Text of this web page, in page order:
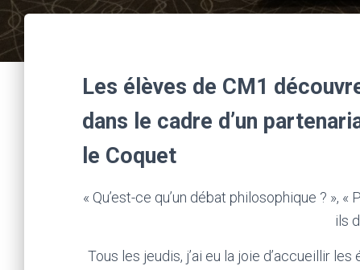
Les élèves de CM1
dans le cadre d’un
le Coquet
« Qu’est-ce qu’un débat philosophique ? »,
ils
Tous les jeudis, j’ai eu la joie d’accueillir